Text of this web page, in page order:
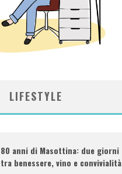
LIFESTYLE
80 anni di Masottina: due giorni
tra benessere, vino e convivialità